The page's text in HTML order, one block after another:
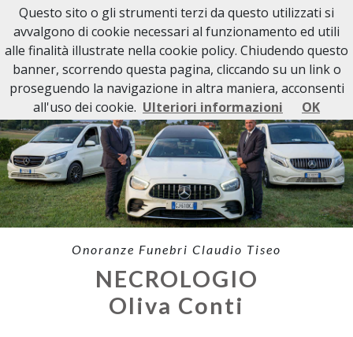
Onoranze Funebri Claudio Tiseo
NECROLOGIO
Oliva Conti
Questo sito o gli strumenti terzi da questo utilizzati si
avvalgono di cookie necessari al funzionamento ed utili
alle finalità illustrate nella cookie policy. Chiudendo questo
banner, scorrendo questa pagina, cliccando su un link o
proseguendo la navigazione in altra maniera, acconsenti
all'uso dei cookie. Ulteriori informazioni OK